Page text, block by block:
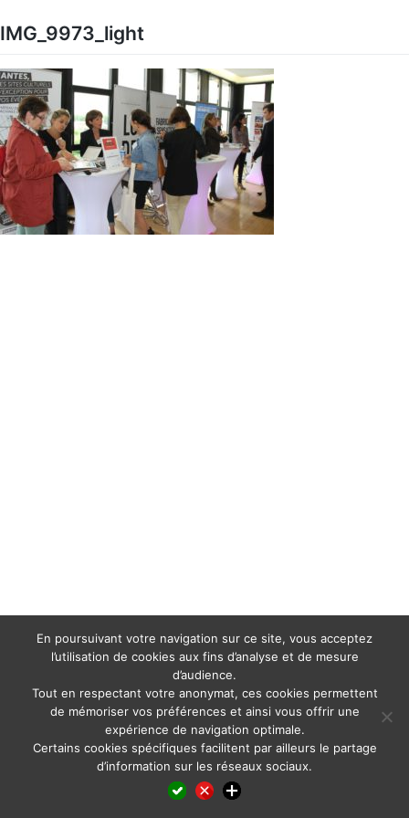
content
IMG_9973_light
LinkedIn
X WhatsAppPinterest
En poursuivant votre navigation sur ce site, vous acceptez
l’utilisation de cookies aux fins d’analyse et de mesure
d’audience.
Tout en respectant votre anonymat, ces cookies permettent
de mémoriser vos préférences et ainsi vous offrir une
expérience de navigation optimale.
Certains cookies spécifiques facilitent par ailleurs le partage
d’information sur les réseaux sociaux.